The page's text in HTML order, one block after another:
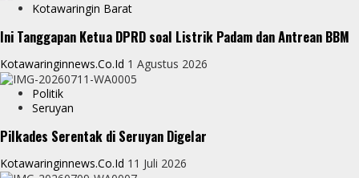
Kotawaringin Barat
Ini Tanggapan Ketua DPRD soal Listrik Padam dan Antrean BBM
Kotawaringinnews.co.id 1 Agustus 2026
Politik
Seruyan
Pilkades Serentak di Seruyan Digelar
Kotawaringinnews.co.id 11 Juli 2026